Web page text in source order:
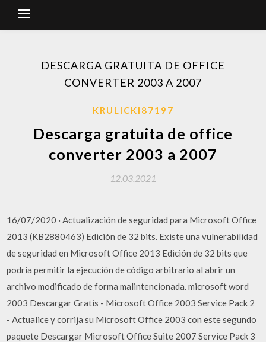
DESCARGA GRATUITA DE OFFICE
CONVERTER 2003 A 2007
KRULICKI87197
Descarga gratuita de office
converter 2003 a 2007
12.03.2021
16/07/2020 · Actualización de seguridad para Microsoft Office
2013 (KB2880463) Edición de 32 bits. Existe una vulnerabilidad
de seguridad en Microsoft Office 2013 Edición de 32 bits que
podría permitir la ejecución de código arbitrario al abrir un
archivo modificado de forma malintencionada. microsoft word
2003 Descargar Gratis - Microsoft Office 2003 Service Pack 2
- Actualice y corrija su Microsoft Office 2003 con este segundo
paquete Descargar Microsoft Office Suite 2007 Service Pack 3